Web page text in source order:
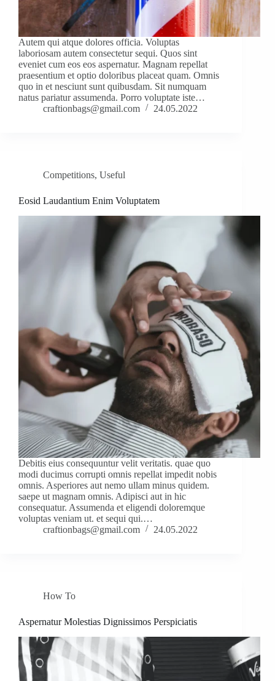
Autem qui atque dolores officia. Voluptas
laboriosam autem consectetur sequi. Quos sint
eveniet cum eos eos aspernatur. Magnam repellat
praesentium et optio doloribus placeat quam. Omnis
quo in et nesciunt sunt quibusdam. Sit numquam
natus pariatur assumenda. Porro voluptate iste…
craftionbags@gmail.com
24.05.2022
Competitions, Useful
Eosid Laudantium Enim Voluptatem
Debitis eius consequuntur velit veritatis. quae quo
modi ducimus corrupti omnis repellat impedit nobis
omnis. Asperiores aut nemo ullam minus quidem.
saepe ut magnam omnis. Adipisci aut in hic
consequatur. Assumenda et eligendi doloremque
voluptas veniam ut. et sequi qui.…
craftionbags@gmail.com
24.05.2022
How To
Aspernatur Molestias Dignissimos Perspiciatis